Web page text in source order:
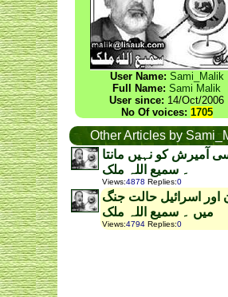
User Name: Sami_Malik
Full Name: Sami Malik
User since: 14/Oct/2006
No Of voices: 1705
Other Articles by
آمیرش کو نہیں مانتا
۔ سمیع اللہ ملک
Views:4878 Replies:0
اور اسرائیل حالت جنگ
میں ۔ سمیع اللہ ملک
Views:4794 Replies:0